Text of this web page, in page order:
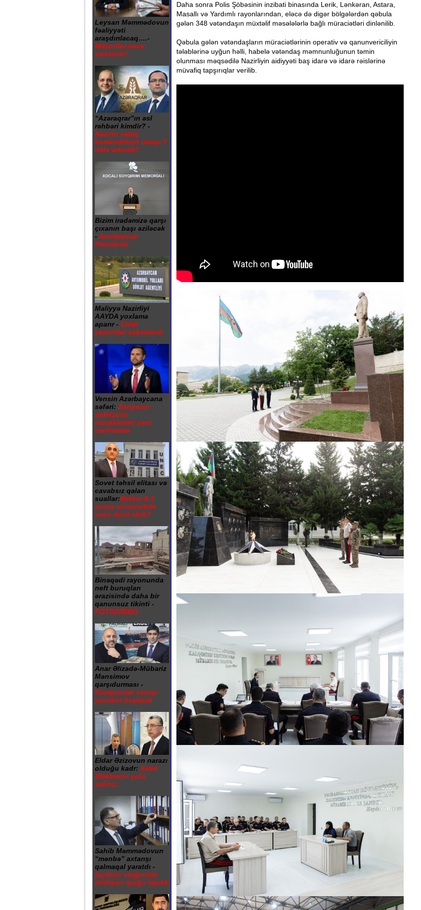
Leysan Məmmədovun
fəaliyyəti
araşdırılacaq….-
Milyonlar necə
xərclənir?
“Azəraqrar”ın əsl
rəhbəri kimdir? -
Nazirin sabiq
komandirinin maaşı 7
dəfə artırılıb?
Bizim iradəmizə qarşı
çıxanın başı əziləcək
- Azərbaycan
Prezidenti
Maliyyə Nazirliyi
AAYDA yoxlama
aparır - Ciddi
yeyintilər aşkarlanıb
Vensin Azərbaycana
səfəri: Zəngəzur
dəhlizinin
müzakirələri yeni
mərhələdə
Sovet təhsil elitası və
cavabsız qalan
suallar:Rektor 6 il
sonra universitetə
necə daxil olub?
Binəqədi rayonunda
neft buruqları
ərazisində daha bir
qanunsuz tikinti -
FOTO/VİDEO
Anar Əlizadə-Mübariz
Mənsimov
qarşıdurması -
Kompromat savaşı
yenidən başlayıb
Eldar Əzizovun narazı
olduğu kadr: Xalid
Ələkbərov yola
salınır...
Sahib Məmmədovun
“mənbə” axtarışı
qalmaqal yaratdı -
İşçilərin otağından
dinləyici qurğu tapılıb
Daha sonra Polis Şöbəsinin inzibati binasında Lerik, Lənkəran, Astara,
Masallı və Yardımlı rayonlarından, eləcə də digər bölgələrdən qəbula
gələn 348 vətəndaşın müxtəlif məsələlərlə bağlı müraciətləri dinlənilib.
Qəbula gələn vətəndaşların müraciətlərinin operativ və qanunvericiliyin
tələblərinə uyğun həlli, habelə vətəndaş məmnunluğunun təmin
olunması məqsədilə Nazirliyin aidiyyəti baş idarə və idarə rəislərinə
müvafiq tapşırıqlar verilib.